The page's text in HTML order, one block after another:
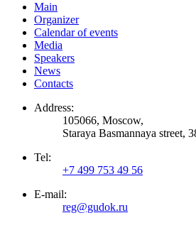
Main
Organizer
Calendar of events
Media
Speakers
News
Contacts
Address:
105066, Moscow,
Staraya Basmannaya street,
Tel:
+7 499 753 49 56
E-mail:
reg@gudok.ru